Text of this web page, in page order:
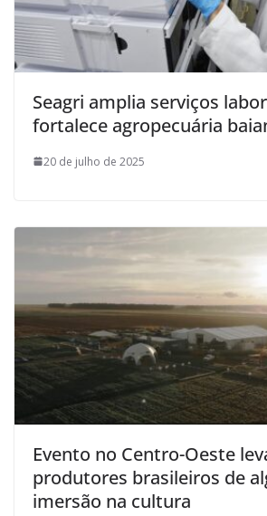
Seagri amplia serviços
fortalece agropecuária
20 de julho de 2025
Evento no Centro-Oeste
produtores brasileiros de
imersão na cultura